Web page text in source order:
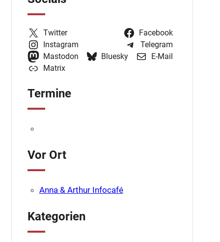
Twitter
Facebook
Instagram
Telegram
Mastodon
Bluesky
E-Mail
Matrix
Termine
Vor Ort
Anna & Arthur Infocafé
Kategorien